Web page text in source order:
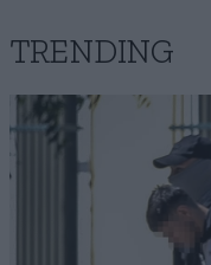
TRENDING